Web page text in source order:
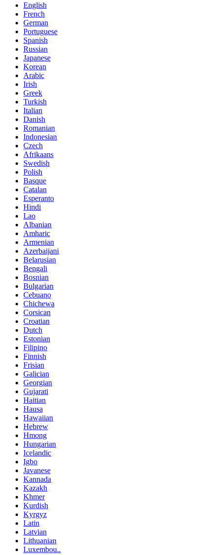
English
French
German
Portuguese
Spanish
Russian
Japanese
Korean
Arabic
Irish
Greek
Turkish
Italian
Danish
Romanian
Indonesian
Czech
Afrikaans
Swedish
Polish
Basque
Catalan
Esperanto
Hindi
Lao
Albanian
Amharic
Armenian
Azerbaijani
Belarusian
Bengali
Bosnian
Bulgarian
Cebuano
Chichewa
Corsican
Croatian
Dutch
Estonian
Filipino
Finnish
Frisian
Galician
Georgian
Gujarati
Haitian
Hausa
Hawaiian
Hebrew
Hmong
Hungarian
Icelandic
Igbo
Javanese
Kannada
Kazakh
Khmer
Kurdish
Kyrgyz
Latin
Latvian
Lithuanian
Luxembou..